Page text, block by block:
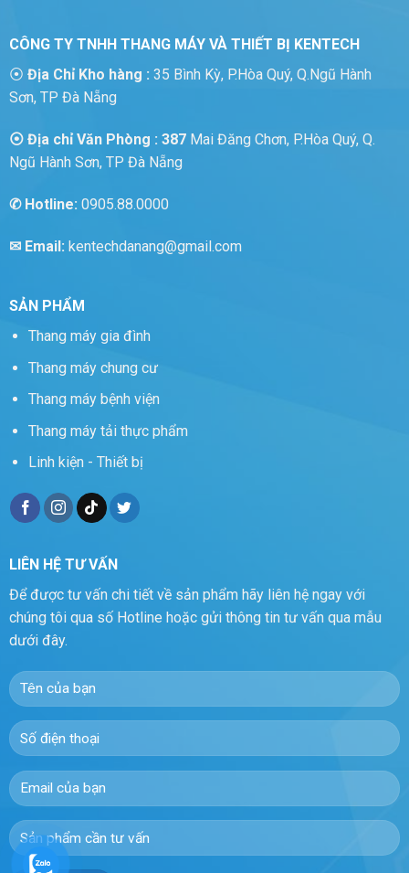
CÔNG TY TNHH THANG MÁY VÀ THIẾT BỊ KENTECH
⦿ Địa Chỉ Kho hàng : 35 Bình Kỳ, P.Hòa Quý, Q.Ngũ Hành
Sơn, TP Đà Nẵng
⦿ Địa chỉ Văn Phòng : 387 Mai Đăng Chơn, P.Hòa Quý, Q.
Ngũ Hành Sơn, TP Đà Nẵng
✆Hotline: 0905.88.0000
✉ Email: kentechdanang@gmail.com
SẢN PHẨM
Thang máy gia đình
Thang máy chung cư
Thang máy bệnh viện
Thang máy tải thực phẩm
Linh kiện - Thiết bị
LIÊN HỆ TƯ VẤN
Để được tư vấn chi tiết về sản phẩm hãy liên hệ ngay với
chúng tôi qua số Hotline hoặc gửi thông tin tư vấn qua mẫu
dưới đây.